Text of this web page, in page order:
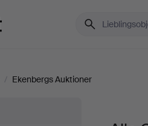
/ Ekenbergs Auktioner